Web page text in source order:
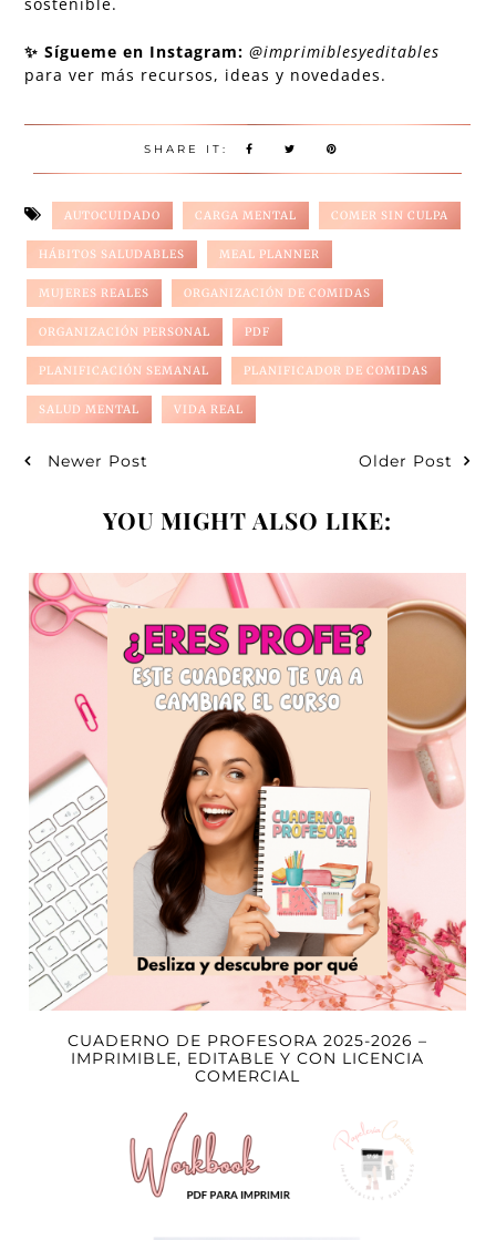
✨ Sígueme en Instagram: @imprimiblesyeditables
para ver más recursos, ideas y novedades.
SHARE IT:
AUTOCUIDADO CARGA MENTAL COMER SIN CULPA
HÁBITOS SALUDABLES MEAL PLANNER
MUJERES REALES ORGANIZACIÓN DE COMIDAS
ORGANIZACIÓN PERSONAL PDF
PLANIFICACIÓN SEMANAL PLANIFICADOR DE COMIDAS
SALUD MENTAL VIDA REAL
Newer Post Older Post
YOU MIGHT ALSO LIKE:
CUADERNO DE PROFESORA 2025-2026 –
IMPRIMIBLE, EDITABLE Y CON LICENCIA
COMERCIAL